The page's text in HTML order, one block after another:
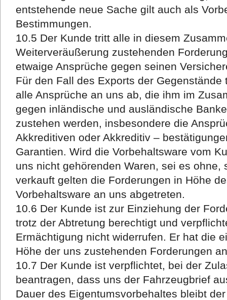
entstehende neue Sache gilt auch als
Bestimmungen.
10.5 Der Kunde tritt alle in diesem
Weiterveräußerung zustehenden
etwaige Ansprüche gegen seinen
Für den Fall des Exports der
alle Ansprüche an uns ab, die ihm im
gegen inländische und ausländische
zustehen werden, insbesondere die
Akkreditiven oder Akkreditiv –
Garantien. Wird die Vorbehaltsware vom
uns nicht gehörenden Waren, sei es ohne,
verkauft gelten die Forderungen in Höhe
Vorbehaltsware an uns abgetreten.
10.6 Der Kunde ist zur Einziehung der
trotz der Abtretung berechtigt und
Ermächtigung nicht widerrufen. Er hat die
Höhe der uns zustehenden Forderungen
10.7 Der Kunde ist verpflichtet, bei der
beantragen, dass uns der Fahrzeugbrief
Dauer des Eigentumsvorbehaltes bleibt